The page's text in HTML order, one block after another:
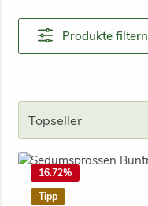
Produkte filtern
16.72%
Tipp